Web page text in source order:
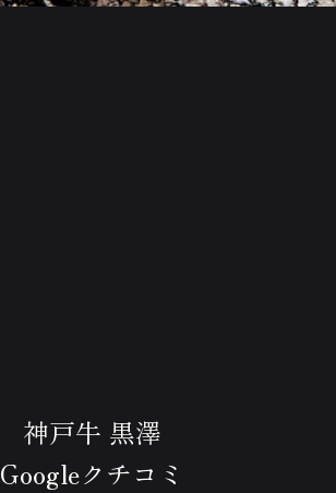
神戸牛 黒澤
Googleクチコミ